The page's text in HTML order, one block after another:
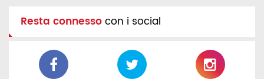
Resta connessocon i social